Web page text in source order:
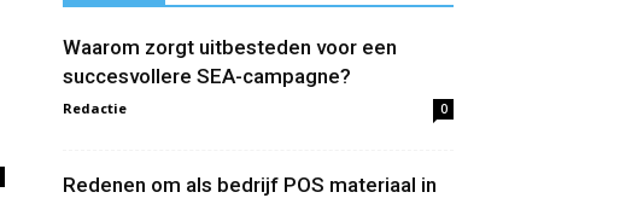
Waarom zorgt uitbesteden voor een
succesvollere SEA-campagne?
Redactie 0
Redenen om als bedrijf POS materiaal in